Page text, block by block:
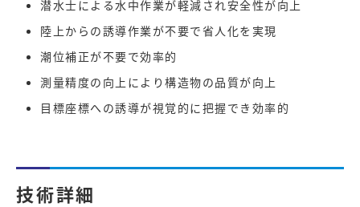
潜水士による水中作業が軽減され安全性が向上
陸上からの誘導作業が不要で省人化を実現
潮位補正が不要で効率的
測量精度の向上により構造物の品質が向上
目標座標への誘導が視覚的に把握でき効率的
技術詳細